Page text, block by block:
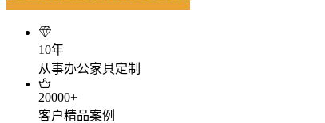
10年
从事办公家具定制
20000+
客户精品案例